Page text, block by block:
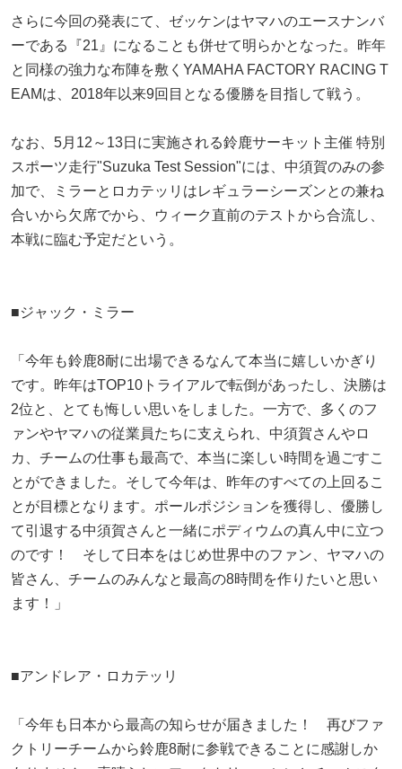
さらに今回の発表にて、ゼッケンはヤマハのエースナンバ
ーである『21』になることも併せて明らかとなった。昨年
と同様の強力な布陣を敷くYAMAHA FACTORY RACING T
EAMは、2018年以来9回目となる優勝を目指して戦う。
なお、5月12～13日に実施される鈴鹿サーキット主催 特別
スポーツ走行"Suzuka Test Session"には、中須賀のみの参
加で、ミラーとロカテッリはレギュラーシーズンとの兼ね
合いから欠席でから、ウィーク直前のテストから合流し、
本戦に臨む予定だという。
■ジャック・ミラー
「今年も鈴鹿8耐に出場できるなんて本当に嬉しいかぎり
です。昨年はTOP10トライアルで転倒があったし、決勝は
2位と、とても悔しい思いをしました。一方で、多くのフ
ァンやヤマハの従業員たちに支えられ、中須賀さんやロ
カ、チームの仕事も最高で、本当に楽しい時間を過ごすこ
とができました。そして今年は、昨年のすべての上回るこ
とが目標となります。ポールポジションを獲得し、優勝し
て引退する中須賀さんと一緒にポディウムの真ん中に立つ
のです！ そして日本をはじめ世界中のファン、ヤマハの
皆さん、チームのみんなと最高の8時間を作りたいと思い
ます！」
■アンドレア・ロカテッリ
「今年も日本から最高の知らせが届きました！ 再びファ
クトリーチームから鈴鹿8耐に参戦できることに感謝しか